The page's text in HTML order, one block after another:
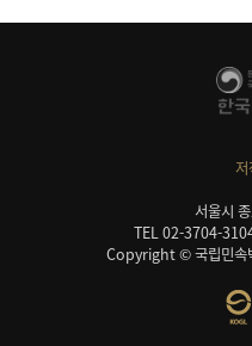
저
서울시
TEL 02-3704-
Copyright © 국립민속